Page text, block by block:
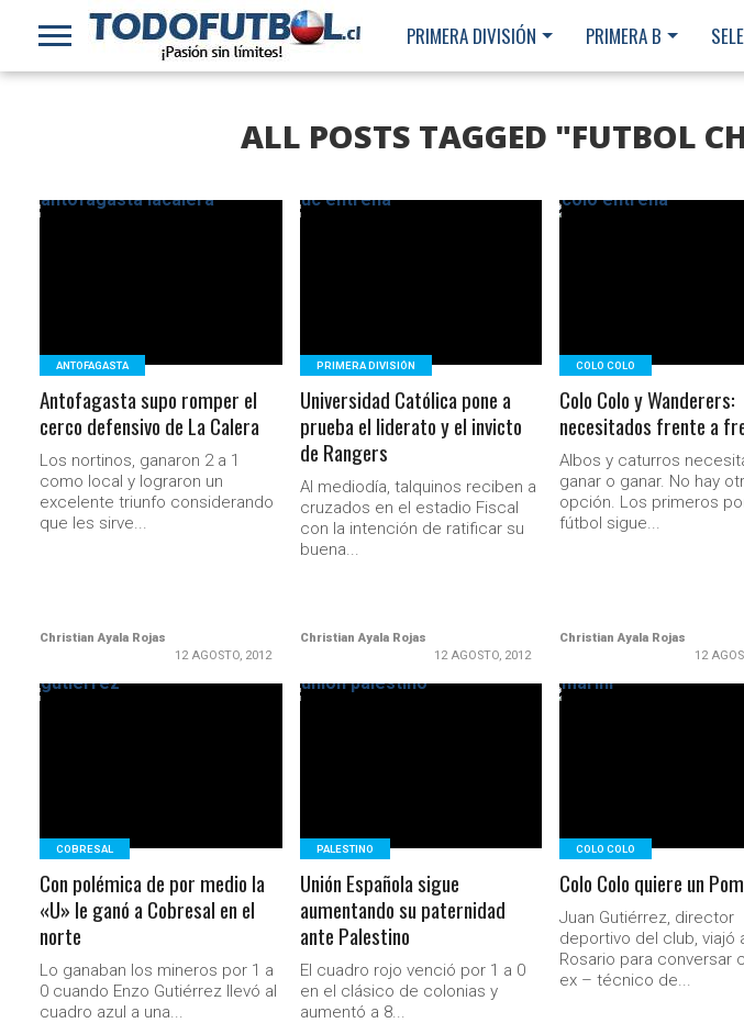
PRIMERA DIVISIÓN PRIMERA B
ALL POSTS TAGGED "FUTBOL
ANTOFAGASTA
Antofagasta supo romper el
cerco defensivo de La Calera
Los nortinos, ganaron 2 a 1
como local y lograron un
excelente triunfo considerando
que les sirve...
Christian Ayala Rojas
12 AGOSTO, 2012
PRIMERA DIVISIÓN
Universidad Católica pone a
prueba el liderato y el invicto
de Rangers
Al mediodía, talquinos reciben a
cruzados en el estadio Fiscal
con la intención de ratificar su
buena...
Christian Ayala Rojas
12 AGOSTO, 2012
COLO COLO
Colo Colo y Wanderers:
necesitados frente a
Albos y caturros
ganar o ganar. No hay
opción. Los primeros
fútbol sigue...
Christian Ayala Rojas
12
COBRESAL
Con polémica de por medio la
«U» le ganó a Cobresal en el
norte
Lo ganaban los mineros por 1 a
0 cuando Enzo Gutiérrez llevó al
cuadro azul a una...
PALESTINO
Unión Española sigue
aumentando su paternidad
ante Palestino
El cuadro rojo venció por 1 a 0
en el clásico de colonias y
aumentó a 8...
COLO COLO
Colo Colo quiere un
Juan Gutiérrez, director
deportivo del club, viajó
Rosario para conversar
ex – técnico de...